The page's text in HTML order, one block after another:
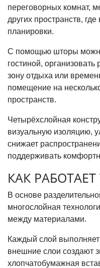
переговорных комнат,
других пространств,
планировки.
С помощью шторы
гостиной,
зону отдыха или
помещение на
пространств.
Четырёхслойная
визуальную изоляцию,
снижает
поддерживать
КАК
В основе
многослойная
между материалами.
Каждый слой
внешние слои создают
хлопчатобумажная